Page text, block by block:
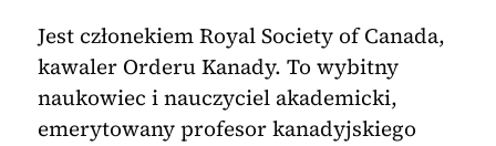
Jest członekiem Royal Society of Canada,
kawaler Orderu Kanady. To wybitny
naukowiec i nauczyciel akademicki,
emerytowany profesor kanadyjskiego